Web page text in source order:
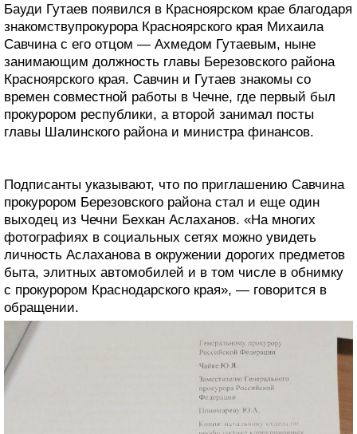
Бауди Гутаев появился в Красноярском крае благодаря
знакомствупрокурора Красноярского края Михаила
Савчина с его отцом — Ахмедом Гутаевым, ныне
занимающим должность главы Березовского района
Красноярского края. Савчин и Гутаев знакомы со
времен совместной работы в Чечне, где первый был
прокурором республики, а второй занимал посты
главы Шалинского района и министра финансов.
Подписанты указывают, что по приглашению Савчина
прокурором Березовского района стал и еще один
выходец из Чечни Бехкан Аслаханов. «На многих
фотографиях в социальных сетях можно увидеть
личность Аслаханова в окружении дорогих предметов
быта, элитных автомобилей и в том числе в обнимку
с прокурором Краснодарского края», — говорится в
обращении.